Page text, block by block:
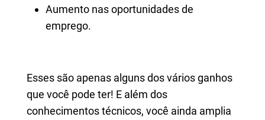
Aumento nas oportunidades de
emprego.
Esses são apenas alguns dos vários ganhos
que você pode ter! E além dos
conhecimentos técnicos, você ainda amplia